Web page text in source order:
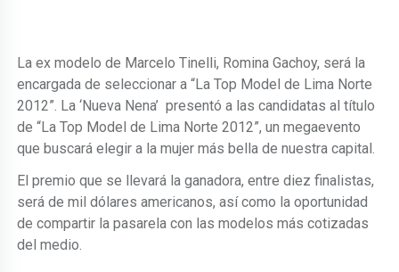
La ex modelo de Marcelo Tinelli, Romina Gachoy, será la
encargada de seleccionar a “La Top Model de Lima Norte
2012”. La ‘Nueva Nena’ presentó a las candidatas al título
de “La Top Model de Lima Norte 2012”, un megaevento
que buscará elegir a la mujer más bella de nuestra capital.
El premio que se llevará la ganadora, entre diez finalistas,
será de mil dólares americanos, así como la oportunidad
de compartir la pasarela con las modelos más cotizadas
del medio.